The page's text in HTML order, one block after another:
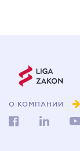
О КОМПАНИИ